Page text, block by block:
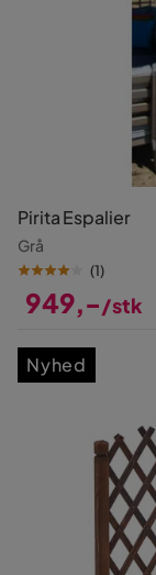
Pirita Espalier
Grå
(1)
949,-/stk
Nyhed